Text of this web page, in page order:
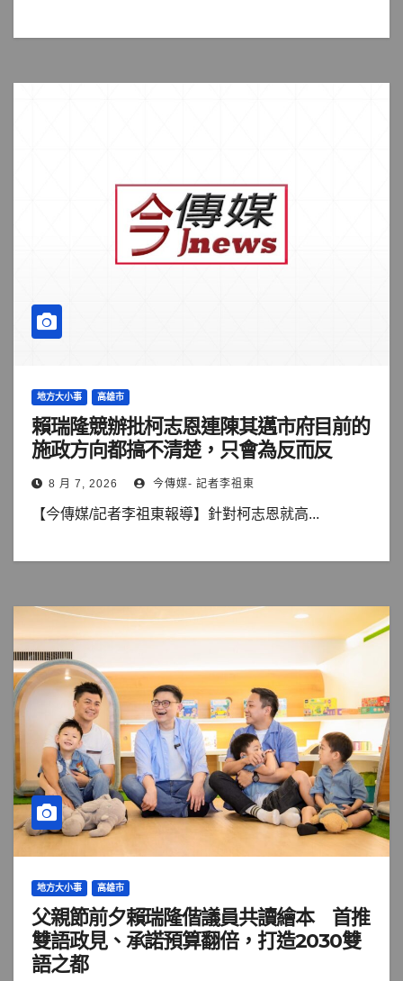
地方大小事 高雄市
賴瑞隆競辦批柯志恩連陳其邁市府目前的
施政方向都搞不清楚，只會為反而反
8 月 7, 2026 今傳媒- 記者李祖東
【今傳媒/記者李祖東報導】針對柯志恩就高...
地方大小事 高雄市
父親節前夕賴瑞隆偕議員共讀繪本 首推
雙語政見、承諾預算翻倍，打造2030雙
語之都